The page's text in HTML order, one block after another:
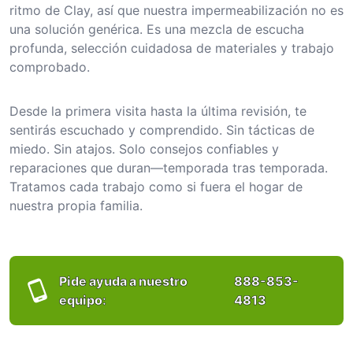
ritmo de Clay, así que nuestra impermeabilización no es
una solución genérica. Es una mezcla de escucha
profunda, selección cuidadosa de materiales y trabajo
comprobado.
Desde la primera visita hasta la última revisión, te
sentirás escuchado y comprendido. Sin tácticas de
miedo. Sin atajos. Solo consejos confiables y
reparaciones que duran—temporada tras temporada.
Tratamos cada trabajo como si fuera el hogar de
nuestra propia familia.
Pide ayuda a nuestro
equipo:
888-853-
4813